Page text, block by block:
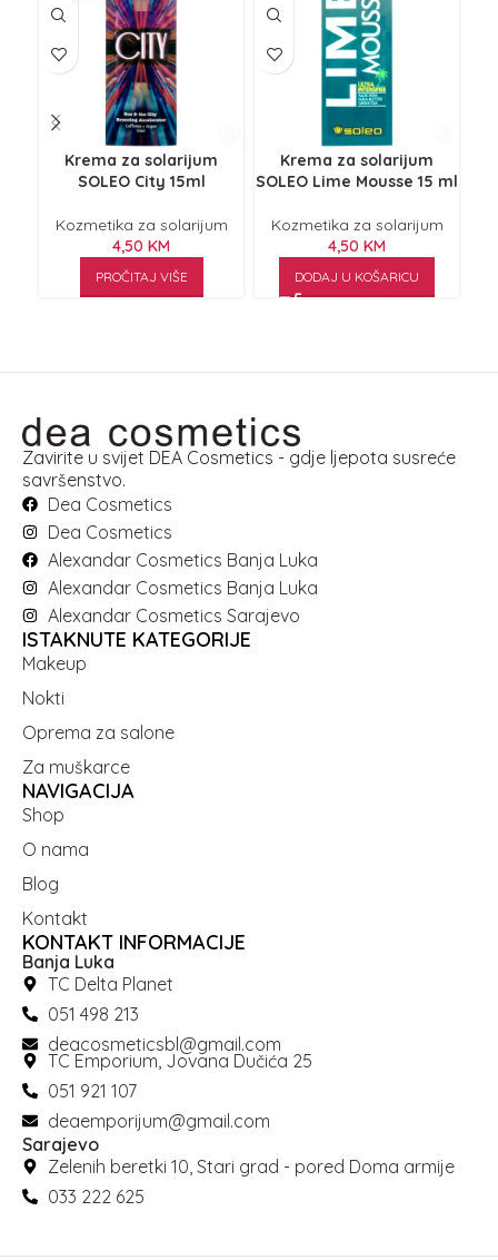
Krema za solarijum
SOLEO City 15ml
Kozmetika za solarijum
4,50 KM
PROČITAJ VIŠE
Krema za solarijum
SOLEO Lime Mousse 15 ml
Kozmetika za solarijum
4,50 KM
DODAJ U KOŠARICU
Zavirite u svijet DEA Cosmetics - gdje ljepota susreće
savršenstvo.
Dea Cosmetics
Dea Cosmetics
Alexandar Cosmetics Banja Luka
Alexandar Cosmetics Banja Luka
Alexandar Cosmetics Sarajevo
ISTAKNUTE KATEGORIJE
Makeup
Nokti
Oprema za salone
Za muškarce
NAVIGACIJA
Shop
O nama
Blog
Kontakt
KONTAKT INFORMACIJE
Banja Luka
TC Delta Planet
051 498 213
deacosmeticsbl@gmail.com
TC Emporium, Jovana Dučića 25
051 921 107
deaemporijum@gmail.com
Sarajevo
Zelenih beretki 10, Stari grad - pored Doma armije
033 222 625